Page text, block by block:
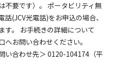
不要です）。 ポータビリティ無
話(JCV光電話)をお申込の場合、
す。 お手続きの詳細について
へお問い合わせください。
い合わせ先＞ 0120-104174（平